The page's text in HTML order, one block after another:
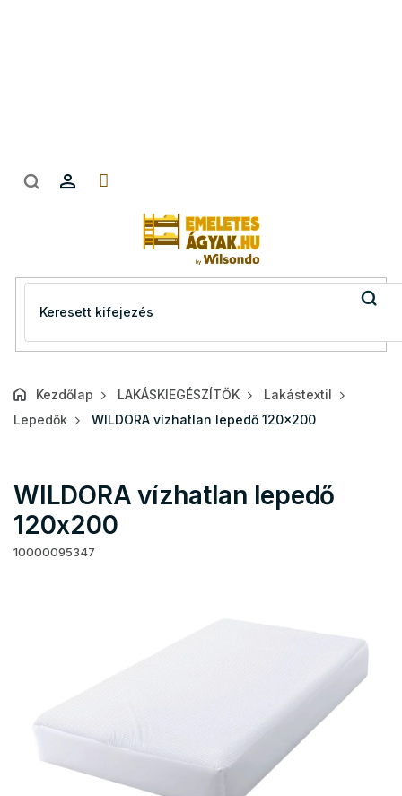
Kezdőlap LAKÁSKIEGÉSZÍTŐK
Lakástextil
Lepedők
WILDORA vízhatlan lepedő 120x200
WILDORA vízhatlan lepedő
120x200
10000095347